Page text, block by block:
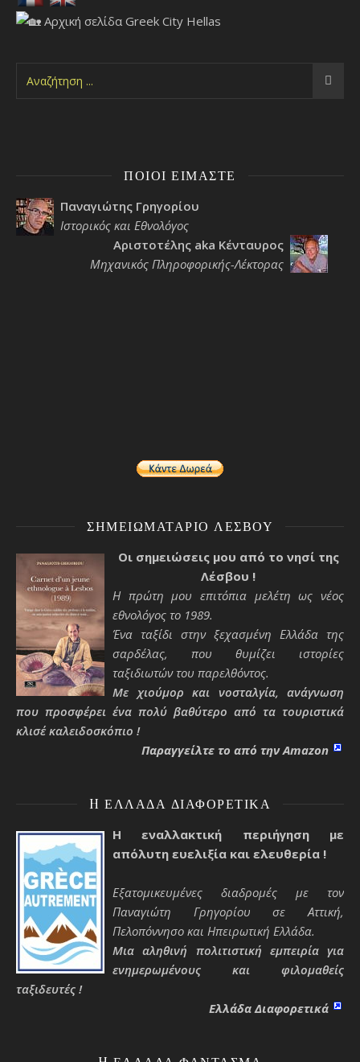
ΠΟΙΟΙ ΕΊΜΑΣΤΕ
Παναγιώτης Γρηγορίου
Ιστορικός και Εθνολόγος
Αριστοτέλης aka Κένταυρος
Μηχανικός Πληροφορικής-Λέκτορας
ΣΗΜΕΙΩΜΑΤΆΡΙΟ ΛΈΣΒΟΥ
Οι σημειώσεις μου από το νησί της
Λέσβου !
Η πρώτη μου επιτόπια μελέτη ως νέος
εθνολόγος το 1989.
Ένα ταξίδι στην ξεχασμένη Ελλάδα της
σαρδέλας, που θυμίζει ιστορίες
ταξιδιωτών του παρελθόντος.
Με χιούμορ και νοσταλγία, ανάγνωση
που προσφέρει ένα πολύ βαθύτερο από τα τουριστικά
κλισέ καλειδοσκόπιο !
Παραγγείλτε το από την Amazon
H ΕΛΛΆΔΑ ΔΙΑΦΟΡΕΤΙΚΆ
Η εναλλακτική περιήγηση με
απόλυτη ευελιξία και ελευθερία !
Εξατομικευμένες διαδρομές με τον
Παναγιώτη Γρηγορίου σε Αττική,
Πελοπόννησο και Ηπειρωτική Ελλάδα.
Μια αληθινή πολιτιστική εμπειρία για
ενημερωμένους και φιλομαθείς
ταξιδευτές !
Ελλάδα Διαφορετικά